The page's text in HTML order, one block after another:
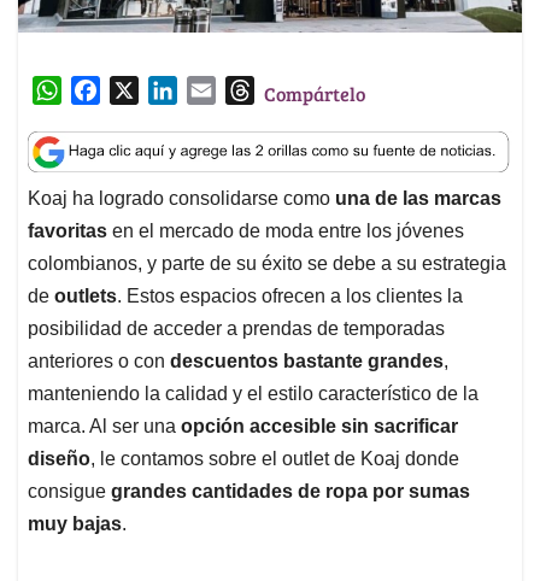
W
a
t
s
A
p
p
c
e
b
o
o
k
n
k
e
d
I
n
a
i
l
T
r
e
a
d
s
Compártelo
Koaj ha logrado consolidarse como una de las marcas
favoritas en el mercado de moda entre los jóvenes
colombianos, y parte de su éxito se debe a su estrategia
de outlets. Estos espacios ofrecen a los clientes la
posibilidad de acceder a prendas de temporadas
anteriores o con descuentos bastante grandes,
manteniendo la calidad y el estilo característico de la
marca. Al ser una opción accesible sin sacrificar
diseño, le contamos sobre el outlet de Koaj donde
consigue grandes cantidades de ropa por sumas
muy bajas.